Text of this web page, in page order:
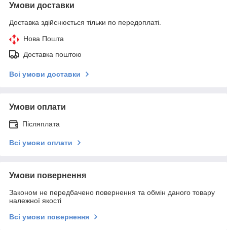
Умови доставки
Доставка здійснюється тільки по передоплаті.
Нова Пошта
Доставка поштою
Всі умови доставки
Умови оплати
Післяплата
Всі умови оплати
Умови повернення
Законом не передбачено повернення та обмін даного товару
належної якості
Всі умови повернення